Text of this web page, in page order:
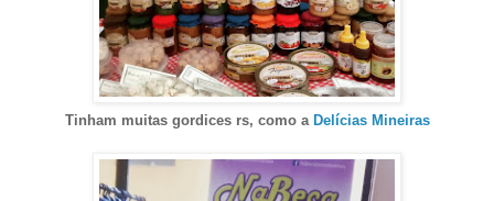
Tinham muitas gordices rs, como a Delícias Mineiras